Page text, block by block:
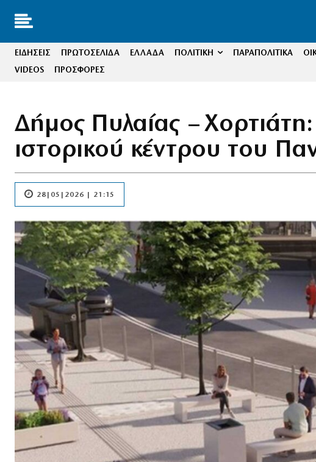
ΕΙΔΗΣΕΙΣ ΠΡΩΤΟΣΕΛΙΔΑ ΕΛΛΑΔΑ ΠΟΛΙΤΙΚΗ ΠΑΡΑΠΟΛΙΤΙΚΑ
VIDEOS
ΠΡΟΣΦΟΡΕΣ
Δήμος Πυλαίας –
ιστορικού κέντρου του
28|05|2026 | 21:15